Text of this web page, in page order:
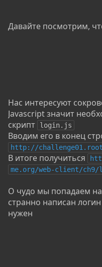
Давайте посмотрим,
Нас интересуют
Javascript значит
скрипт
login.js
Вводим его в конец
http://
В итоге получиться
me.org/web-client/
О чудо мы попадаем на
странно написан
нужен